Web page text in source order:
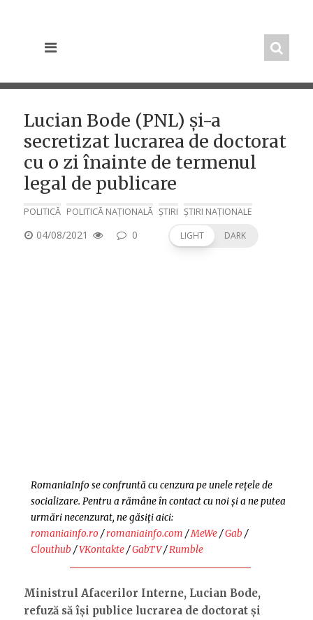
Lucian Bode (PNL) și-a
secretizat lucrarea de doctorat
cu o zi înainte de termenul
legal de publicare
POLITICĂ POLITICĂ NAȚIONALĂ ȘTIRI ȘTIRI NAȚIONALE
POSTED
04/08/2021 0 LIGHT DARK
RomaniaInfo se confruntă cu cenzura pe unele rețele de
socializare. Pentru a rămâne în contact cu noi și a ne putea
urmări necenzurat, ne găsiți aici:
romaniainfo.ro/romaniainfo.com /MeWe/Gab /
Clouthub /VKontakte/GabTV/Rumble
Ministrul Afacerilor Interne, Lucian Bode,
refuză să își publice lucrarea de doctorat și